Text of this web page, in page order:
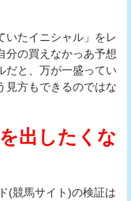
いたイニシャル」をレ
分の買えなかっあ予想
だと、万が一盛ってい
方もできるのではな
出したくな
(競馬サイト)の検証は